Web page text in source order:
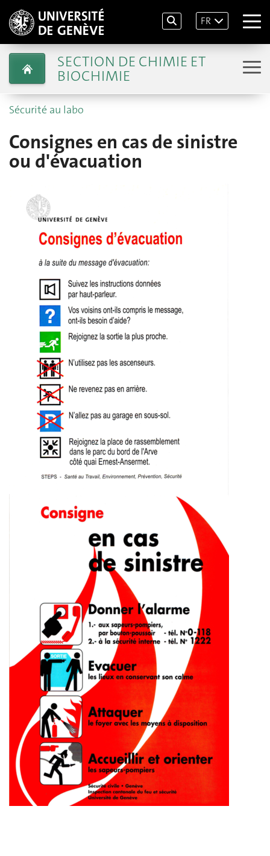
FR
SECTION DE CHIMIE ET
BIOCHIMIE
Sécurité au labo
Consignes en cas de sinistre
ou d'évacuation